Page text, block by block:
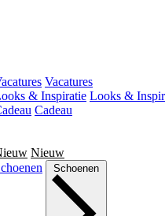
Vacatures
& Inspiratie Looks &
Cadeau
Nieuw
Schoenen